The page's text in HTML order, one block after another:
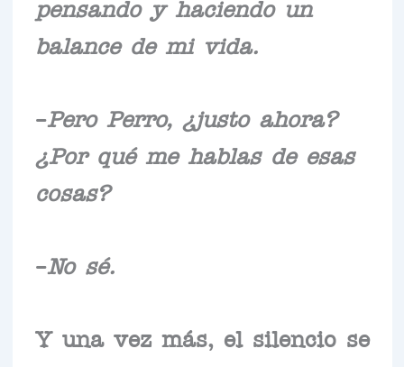
pensando y haciendo un
balance de mi vida.
– Pero Perro, ¿justo ahora?
¿Por qué me hablas de esas
cosas?
– No sé.
Y una vez más, el silencio se